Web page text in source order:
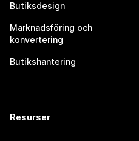
Butiksdesign
Marknadsföring och
konvertering
Butikshantering
Resurser